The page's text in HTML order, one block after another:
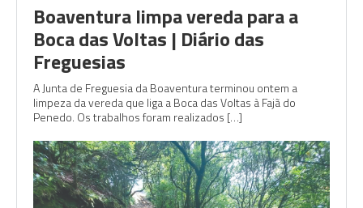
Boaventura limpa vereda para a
Boca das Voltas | Diário das
Freguesias
A Junta de Freguesia da Boaventura terminou ontem a
limpeza da vereda que liga a Boca das Voltas à Fajã do
Penedo. Os trabalhos foram realizados […]